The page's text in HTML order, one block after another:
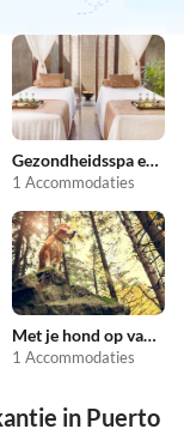
Gezondheidsspa en schoonheid
1 Accommodaties
Met je hond op vakantie
1 Accommodaties
in Puerto